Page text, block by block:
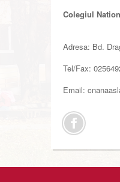
Colegiul
Adresa: Bd.
Tel/Fax:
Email: